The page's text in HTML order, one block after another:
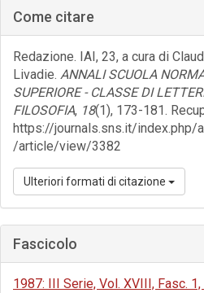
laterale
dell'articolo
Come citare
Redazione. IAI, 23, a cura di
Livadie. ANNALI SCUOLA
SUPERIORE - CLASSE DI
FILOSOFIA, 18(1), 173-181.
https://journals.sns.it/index.php/
/article/view/3382
Ulteriori formati di citazione
Fascicolo
1987: III Serie, Vol. XVIII, Fasc.